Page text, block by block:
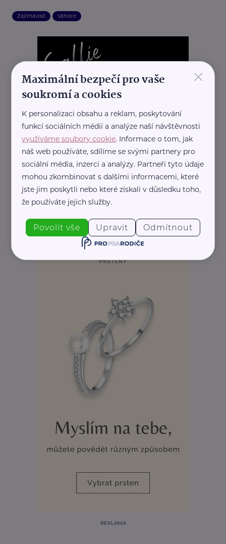
Zajímavost Vánoce
REKLAMA
REKLAMA
×
Maximální bezpečí pro vaše
soukromí a cookies
K personalizaci obsahu a reklam, poskytování
funkcí sociálních médií a analýze naší návštěvnosti
využíváme soubory cookie. Informace o tom, jak
náš web používáte, sdílíme se svými partnery pro
sociální média, inzerci a analýzy. Partneři tyto údaje
mohou zkombinovat s dalšími informacemi, které
jste jim poskytli nebo které získali v důsledku toho,
že používáte jejich služby.
Povolit vše Upravit Odmítnout